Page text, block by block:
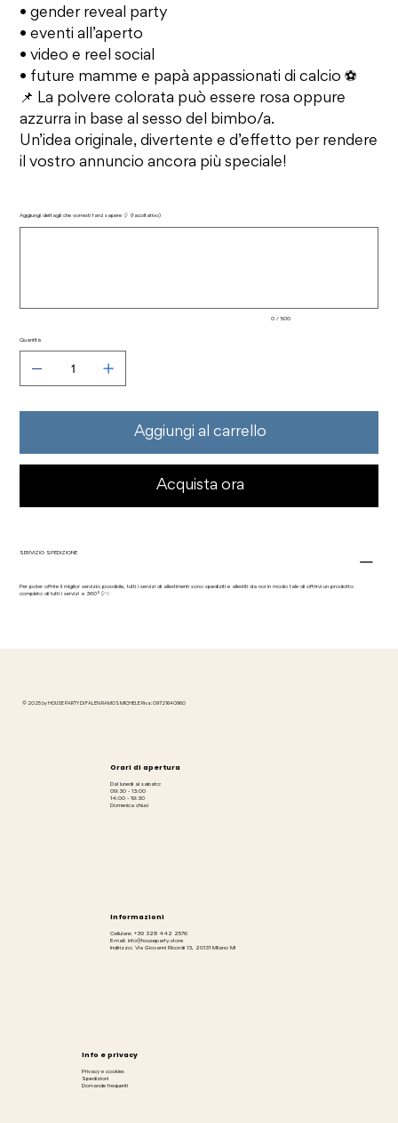
• gender reveal party
• eventi all’aperto
• video e reel social
• future mamme e papà appassionati di calcio ⚽
📌 La polvere colorata può essere rosa oppure
azzurra in base al sesso del bimbo/a.
Un’idea originale, divertente e d’effetto per rendere
il vostro annuncio ancora più speciale!
Aggiungi dettagli che vorresti farci sapere 🎈 (facoltativo)
0 / 500
Quantità
Aggiungi al carrello
Acquista ora
SERVIZIO SPEDIZIONE
Per poter offrire il miglior servizio possibile, tutti i servizi di allestimenti sono spediziti e allestiti da noi in modo tale di offrirvi un prodotto
completo di tutti i servizi a 360°🎈✨
© 2025 by HOUSE PARTY DI FALEN RAMOS MICHELE P.iva: 09721640960
Orari di apertura
Dal lunedì al sabato:
09:30 - 13:00
14:00 - 19:30
Domenica chiusi
Informazioni
Cellulare: +39 328 442 2576
E-mail: info@houseparty.store
Indirizzo: Via Giovanni Ricordi 13, 20131 Milano MI
Info e privacy
Privacy e cookies
Spedizioni
Domande frequenti